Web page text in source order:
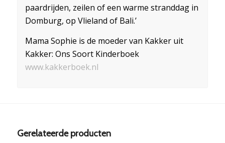
paardrijden, zeilen of een warme stranddag in
Domburg, op Vlieland of Bali.’
Mama Sophie is de moeder van Kakker uit
Kakker: Ons Soort Kinderboek
www.kakkerboek.nl
Gerelateerde producten